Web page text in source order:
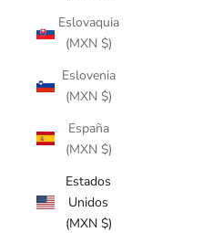
Eslovaquia
(MXN $)
Eslovenia
(MXN $)
España
(MXN $)
Estados
Unidos
(MXN $)